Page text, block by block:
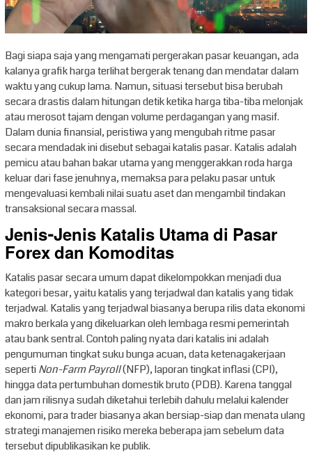
Bagi siapa saja yang mengamati pergerakan pasar keuangan, ada
kalanya grafik harga terlihat bergerak tenang dan mendatar dalam
waktu yang cukup lama. Namun, situasi tersebut bisa berubah
secara drastis dalam hitungan detik ketika harga tiba-tiba melonjak
atau merosot tajam dengan volume perdagangan yang masif.
Dalam dunia finansial, peristiwa yang mengubah ritme pasar
secara mendadak ini disebut sebagai katalis pasar. Katalis adalah
pemicu atau bahan bakar utama yang menggerakkan roda harga
keluar dari fase jenuhnya, memaksa para pelaku pasar untuk
mengevaluasi kembali nilai suatu aset dan mengambil tindakan
transaksional secara massal.
Jenis-Jenis Katalis Utama di Pasar
Forex dan Komoditas
Katalis pasar secara umum dapat dikelompokkan menjadi dua
kategori besar, yaitu katalis yang terjadwal dan katalis yang tidak
terjadwal. Katalis yang terjadwal biasanya berupa rilis data ekonomi
makro berkala yang dikeluarkan oleh lembaga resmi pemerintah
atau bank sentral. Contoh paling nyata dari katalis ini adalah
pengumuman tingkat suku bunga acuan, data ketenagakerjaan
sepertiNon-Farm Payroll(NFP), laporan tingkat inflasi (CPI),
hingga data pertumbuhan domestik bruto (PDB). Karena tanggal
dan jam rilisnya sudah diketahui terlebih dahulu melalui kalender
ekonomi, para trader biasanya akan bersiap-siap dan menata ulang
strategi manajemen risiko mereka beberapa jam sebelum data
tersebut dipublikasikan ke publik.